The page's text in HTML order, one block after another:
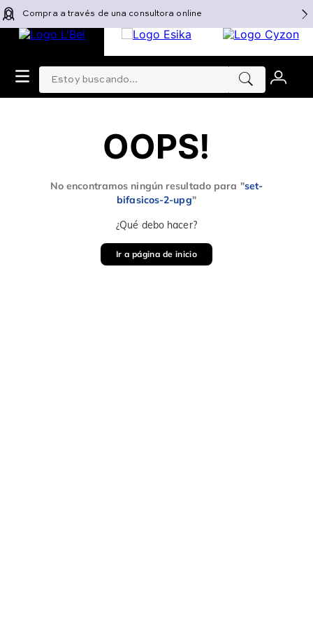
Compra a través de una consultora online
Estoy buscando...
OOPS!
No encontramos ningún resultado para "set-
bifasicos-2-upg"
¿Qué debo hacer?
Ir a página de inicio